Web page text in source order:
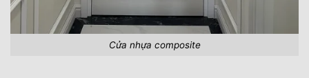
Cửa nhựa composite